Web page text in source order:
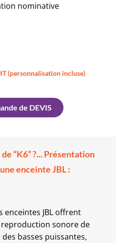
nominative
(personnalisation incluse)
de DEVIS
“K6” ?... Présentation
enceinte JBL :
enceintes JBL offrent
sonore de
basses puissantes,